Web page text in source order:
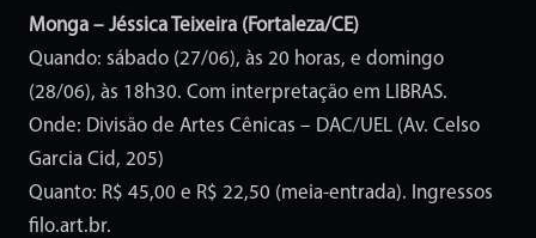
Monga – Jéssica Teixeira (Fortaleza/CE)
Quando: sábado (27/06), às 20 horas, e domingo
(28/06), às 18h30. Com interpretação em LIBRAS.
Onde: Divisão de Artes Cênicas – DAC/UEL (Av. Celso
Garcia Cid, 205)
Quanto: R$ 45,00 e R$ 22,50 (meia-entrada). Ingressos
filo.art.br.